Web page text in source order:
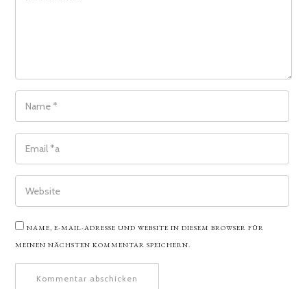
NAME
EMAIL
WEBSITE
NAME, E-MAIL-ADRESSE UND WEBSITE IN DIESEM BROWSER FÜR
MEINEN NÄCHSTEN KOMMENTAR SPEICHERN.